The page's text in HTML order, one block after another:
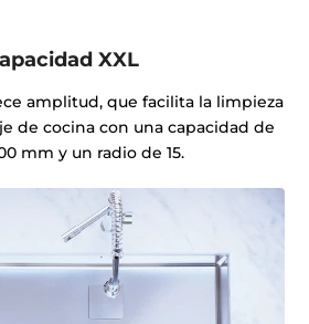
XXL
amplitud, que facilita la limpieza
de cocina con una capacidad de
mm y un radio de 15.